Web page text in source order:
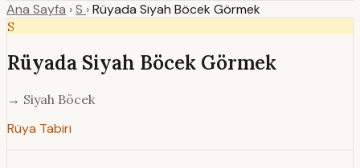
Ana Sayfa ›S ›Rüyada Siyah Böcek Görmek
S
Rüyada Siyah Böcek Görmek
→ Siyah Böcek
Rüya Tabiri